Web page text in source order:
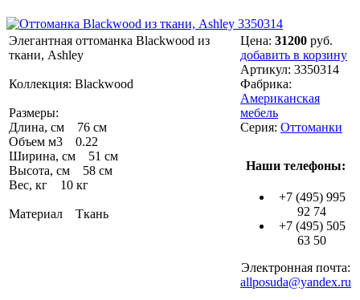
Элегантная оттоманка Blackwood из
ткани, Ashley
Коллекция: Blackwood
Размеры:
Длина, см 76 см
Объем м3 0.22
Ширина, см 51 см
Высота, см 58 см
Вес, кг 10 кг
Материал Ткань
Цена: 31200 руб.
добавить в корзину
Артикул: 3350314
Фабрика:
Американская
мебель
Серия: Оттоманки
Наши телефоны:
+7 (495) 995
92 74
+7 (495) 505
63 50
Электронная почта:
allposuda@yandex.ru